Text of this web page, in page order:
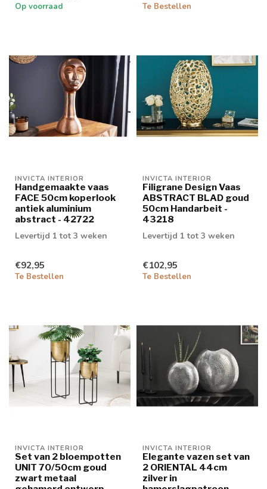
Op voorraad Te Bestellen
INVICTA INTERIOR
Handgemaakte vaas
FACE 50cm koperlook
antiek aluminium
abstract - 42722
Levertijd 1 tot 3 weken
€92,95
Te Bestellen
INVICTA INTERIOR
Filigrane Design Vaas
ABSTRACT BLAD goud
50cm Handarbeit -
43218
Levertijd 1 tot 3 weken
€102,95
Te Bestellen
INVICTA INTERIOR
Set van 2 bloempotten
UNIT 70/50cm goud
zwart metaal
INVICTA INTERIOR
Elegante vazen set van
2 ORIENTAL 44cm
zilver in